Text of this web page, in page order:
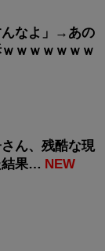
んなよ」→あの
ｗｗｗｗｗｗ
さん、残酷な現
結果… NEW